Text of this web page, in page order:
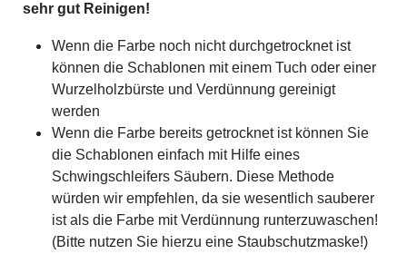
sehr gut Reinigen!
Wenn die Farbe noch nicht durchgetrocknet ist
können die Schablonen mit einem Tuch oder einer
Wurzelholzbürste und Verdünnung gereinigt
werden
Wenn die Farbe bereits getrocknet ist können Sie
die Schablonen einfach mit Hilfe eines
Schwingschleifers Säubern. Diese Methode
würden wir empfehlen, da sie wesentlich sauberer
ist als die Farbe mit Verdünnung runterzuwaschen!
(Bitte nutzen Sie hierzu eine Staubschutzmaske!)